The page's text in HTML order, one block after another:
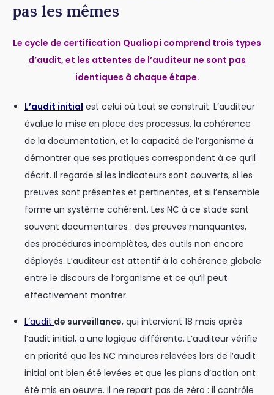
pas les mêmes
Le cycle de certification Qualiopi comprend trois types
d’audit, et les attentes de l’auditeur ne sont pas
identiques à chaque étape.
L’audit initial est celui où tout se construit. L’auditeur
évalue la mise en place des processus, la cohérence
de la documentation, et la capacité de l’organisme à
démontrer que ses pratiques correspondent à ce qu’il
décrit. Il regarde si les indicateurs sont couverts, si les
preuves sont présentes et pertinentes, et si l’ensemble
forme un système cohérent. Les NC à ce stade sont
souvent documentaires : des preuves manquantes,
des procédures incomplètes, des outils non encore
déployés. L’auditeur est attentif à la cohérence globale
entre le discours de l’organisme et ce qu’il peut
effectivement montrer.
L’audit de surveillance, qui intervient 18 mois après
l’audit initial, a une logique différente. L’auditeur vérifie
en priorité que les NC mineures relevées lors de l’audit
initial ont bien été levées et que les plans d’action ont
été mis en oeuvre. Il ne repart pas de zéro : il contrôle